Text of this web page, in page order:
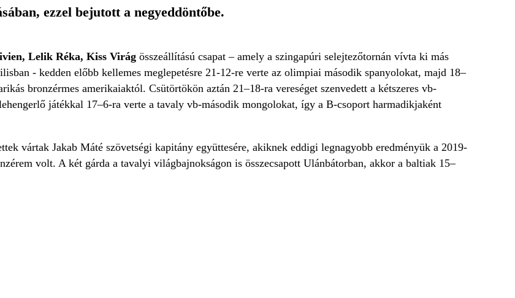
ezzel bejutott a negyeddöntőbe.
Lelik Réka, Kiss Virágösszeállítású csapat – amely a szingapúri selejtezőtornán vívta ki más
- kedden előbb kellemes meglepetésre 21-12-re verte az olimpiai második spanyolokat, majd 18–
bronzérmes amerikaiaktól. Csütörtökön aztán 21–18-ra vereséget szenvedett a kétszeres vb-
játékkal 17–6-ra verte a tavaly vb-második mongolokat, így a B-csoport harmadikjaként
vártak Jakab Máté szövetségi kapitány együttesére, akiknek eddigi legnagyobb eredményük a 2019-
volt. A két gárda a tavalyi világbajnokságon is összecsapott Ulánbátorban, akkor a baltiak 15–